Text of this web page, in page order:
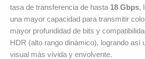
tasa de transferencia de hasta 18 Gbps,
una mayor capacidad para transmitir
mayor profundidad de bits y
HDR (alto rango dinámico), logrando así
visual más vívida y envolvente.